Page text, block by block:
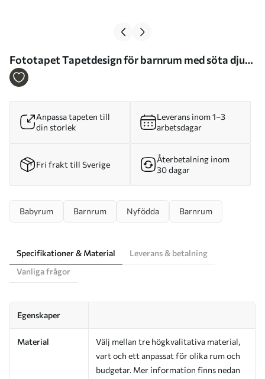
Fototapet Tapetdesign för barnrum med söta djur i
rosa färger Nr. u98969
Anpassa tapeten till
din storlek
Leverans inom 1–3
arbetsdagar
Fri frakt till Sverige
Återbetalning inom
30 dagar
Babyrum Barnrum Nyfödda Barnrum
Specifikationer & Material
Leverans & betalning
Vanliga frågor
Egenskaper
Material
Välj mellan tre högkvalitativa material,
vart och ett anpassat för olika rum och
budgetar. Mer information finns nedan